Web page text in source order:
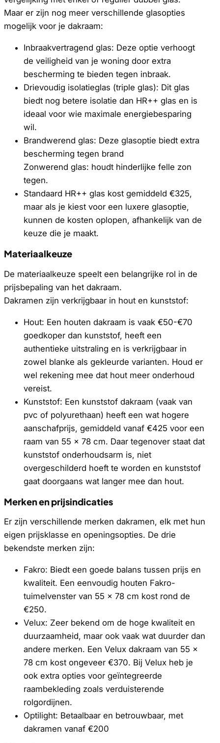
Maar er zijn nog meer verschillende glasopties
mogelijk voor je dakraam:
Inbraakvertragend glas: Deze optie verhoogt
de veiligheid van je woning door extra
bescherming te bieden tegen inbraak.
Drievoudig isolatieglas (triple glas): Dit glas
biedt nog betere isolatie dan HR++ glas en is
ideaal voor wie maximale energiebesparing
wil.
Brandwerend glas: Deze glasoptie biedt extra
bescherming tegen brand
Zonwerend glas: houdt hinderlijke felle zon
tegen.
Standaard HR++ glas kost gemiddeld €325,
maar als je kiest voor een luxere glasoptie,
kunnen de kosten oplopen, afhankelijk van de
keuze die je maakt.
Materiaalkeuze
De materiaalkeuze speelt een belangrijke rol in de
prijsbepaling van het dakraam.
Dakramen zijn verkrijgbaar in hout en kunststof:
Hout: Een houten dakraam is vaak €50-€70
goedkoper dan kunststof, heeft een
authentieke uitstraling en is verkrijgbaar in
zowel blanke als gekleurde varianten. Houd er
wel rekening mee dat hout meer onderhoud
vereist.
Kunststof: Een kunststof dakraam (vaak van
pvc of polyurethaan) heeft een wat hogere
aanschafprijs, gemiddeld vanaf €425 voor een
raam van 55 x 78 cm. Daar tegenover staat dat
kunststof onderhoudsarm is, niet
overgeschilderd hoeft te worden en kunststof
gaat doorgaans wat langer mee dan hout.
Merken en prijsindicaties
Er zijn verschillende merken dakramen, elk met hun
eigen prijsklasse en openingsopties. De drie
bekendste merken zijn:
Fakro: Biedt een goede balans tussen prijs en
kwaliteit. Een eenvoudig houten Fakro-
tuimelvenster van 55 x 78 cm kost rond de
€250.
Velux: Zeer bekend om de hoge kwaliteit en
duurzaamheid, maar ook vaak wat duurder dan
andere merken. Een Velux dakraam van 55 x
78 cm kost ongeveer €370. Bij Velux heb je
ook extra opties voor geïntegreerde
raambekleding zoals verduisterende
rolgordijnen.
Optilight: Betaalbaar en betrouwbaar, met
dakramen vanaf €200